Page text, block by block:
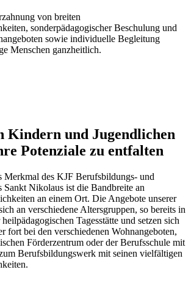
von breiten
sonderpädagogischer Beschulung und
sowie individuelle Begleitung
Menschen ganzheitlich.
Kindern und Jugendlichen
Potenziale zu entfalten
Merkmal des KJF Berufsbildungs- und
Sankt Nikolaus ist die Bandbreite an
an einem Ort. Die Angebote unserer
an verschiedene Altersgruppen, so bereits in
Tagesstätte und setzen sich
fort bei den verschiedenen Wohnangeboten,
Förderzentrum oder der Berufsschule mit
Berufsbildungswerk mit seinen vielfältigen